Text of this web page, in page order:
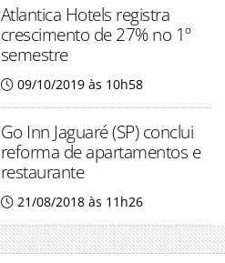
Atlantica Hotels registra
crescimento de 27% no 1º
semestre
09/10/2019 às 10h58
Go Inn Jaguaré (SP) conclui
reforma de apartamentos e
restaurante
21/08/2018 às 11h26